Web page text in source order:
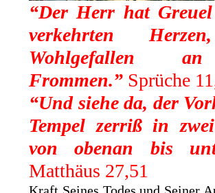
“Der Herr hat
verkehrten
Wohlgefallen
Frommen.” Sprüche
“Und siehe da, der
Tempel zerriß in
von obenan bis
Matthäus 27,51